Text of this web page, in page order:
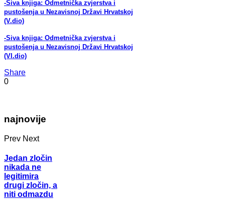
-Siva knjiga: Odmetnička zvjerstva i
pustošenja u Nezavisnoj Državi Hrvatskoj
(V.dio)
-Siva knjiga: Odmetnička zvjerstva i
pustošenja u Nezavisnoj Državi Hrvatskoj
(VI.dio)
Share
0
najnovije
Prev Next
Jedan zločin
nikada ne
legitimira
drugi zločin, a
niti odmazdu